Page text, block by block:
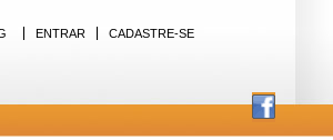
ENTRAR CADASTRE-SE